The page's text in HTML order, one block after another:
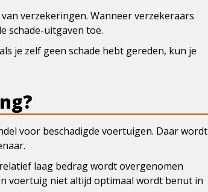
verzekeringen. Wanneer verzekeraars
schade-uitgaven toe.
je zelf geen schade hebt gereden, kun je
voor beschadigde voertuigen. Daar wordt
laag bedrag wordt overgenomen
voertuig niet altijd optimaal wordt benut in